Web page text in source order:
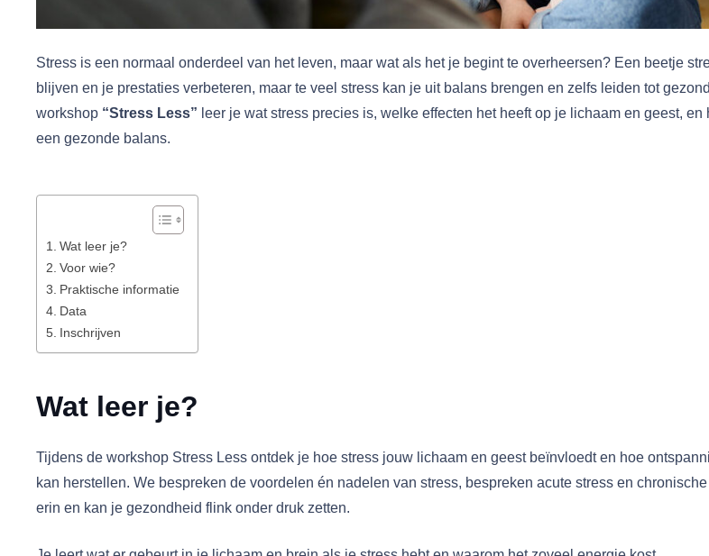
Stress is een normaal onderdeel van het leven, maar wat als het je begint te overheersen? Een beetje
blijven en je prestaties verbeteren, maar te veel stress kan je uit balans brengen en zelfs leiden tot
workshop “Stress Less” leer je wat stress precies is, welke effecten het heeft op je lichaam en geest,
een gezonde balans.
Wat leer je?
Voor wie?
Praktische informatie
Data
Inschrijven
Wat leer je?
Tijdens de workshop Stress Less ontdek je hoe stress jouw lichaam en geest beïnvloedt en hoe
kan herstellen. We bespreken de voordelen én nadelen van stress, bespreken acute stress en
erin en kan je gezondheid flink onder druk zetten.